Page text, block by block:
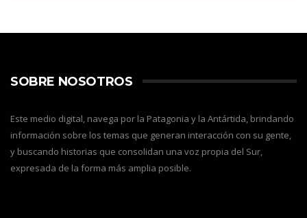
SOBRE NOSOTROS
Este medio digital, navega por la Patagonia y la Antártida, brindando
información sobre los temas que generan interacción con su gente,
y buscando historias que consolidan una voz propia del Sur,
expresada de la forma más amplia posible.